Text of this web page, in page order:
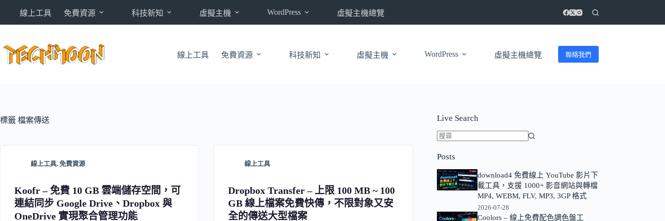
內
線上工具 免費資源 科技新知 虛擬主機 WordPress 虛擬主機總覽
線上工具 免費資源 科技新知 虛擬主機 WordPress 虛擬主機總覽 聯絡我們
標籤 檔案傳送
線上工具, 免費資源
Koofr – 免費 10 GB 雲端儲存空間，可
連結同步 Google Drive、Dropbox 與
OneDrive 實現聚合管理功能
線上工具
Dropbox Transfer – 上限 100 MB ~ 100
GB 線上檔案免費快傳，不限對象又安
全的傳送大型檔案
Live Search
不
到
符
件
Posts
download4 免費線上 YouTube 影片下
載工具，支援 1000+ 影音網站與轉檔
MP4, WEBM, FLV, MP3, 3GP 格式
2026-07-28
Coolors – 線上免費配色調色盤工